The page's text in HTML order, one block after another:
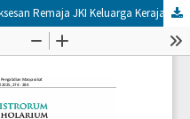
Equipping Youth: Membangun Kesuksesan Remaja JKI Keluarga Kerajaan Salatiga melalui Manajemen Diri dan Peningkatan Kepercayaan Diri